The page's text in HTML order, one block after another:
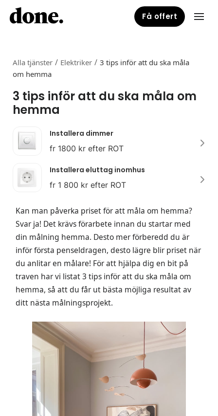
Få offert
Alla tjänster / Elektriker / 3 tips inför att du ska måla
om hemma
3 tips inför att du ska måla om
hemma
Installera dimmer
fr 1800 kr efter ROT
Installera eluttag inomhus
fr 1 800 kr efter ROT
Kan man påverka priset för att måla om hemma?
Svar ja! Det krävs förarbete innan du startar med
din målning hemma. Desto mer förberedd du är
inför första penseldragen, desto lägre blir priset när
du anlitar en målare! För att hjälpa dig en bit på
traven har vi listat 3 tips inför att du ska måla om
hemma, så att du får ut bästa möjliga resultat av
ditt nästa målningsprojekt.